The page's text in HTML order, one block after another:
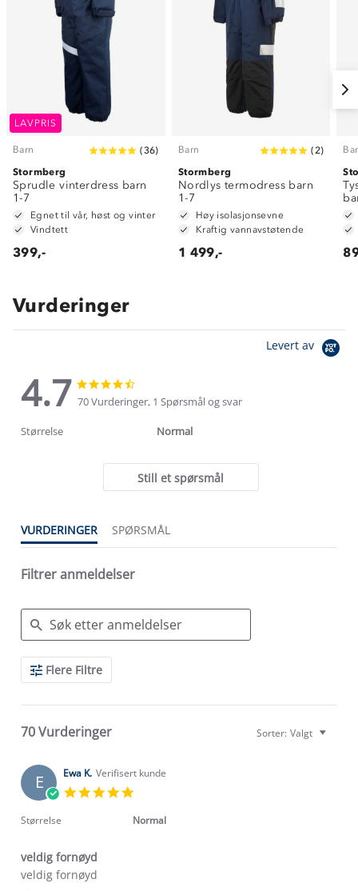
LAVPRIS
Barn (36)
Stormberg
Sprudle vinterdress barn
1-7
Egnet til vår, høst og vinter
Vindtett
399,-
Barn ( 2)
Stormberg
Nordlys termodress barn
1-7
Høy isolasjonsevne
Kraftig vannavstøtende
1 499,-
Vurderinger
Levert av
4.7
4.7
star
rating
star
rating
70 Vurderinger, 1 Spørsmål og svar
Størrelse Normal
Still et spørsmål
VURDERINGER SPØRSMÅL
Filtrer anmeldelser
Search
ReviewsFlere Filtre
70 Vurderinger Sorter: Valgt
E Ewa K. Verifisert kunde
rating
Størrelse Normal
veldig fornøyd
Review
review
veldig fornøyd